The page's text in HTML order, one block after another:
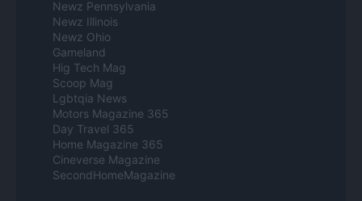
Newz Pennsylvania
Newz Illinois
Newz Ohio
Gameland
Hig Tech Mag
Scoop Mag
Lgbtqia News
Motors Magazine 365
Day Travel 365
Home Magazine 365
Cineverse Magazine
SecondHomeMagazine